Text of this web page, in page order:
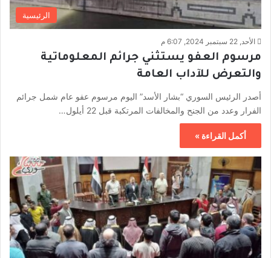
الرئيسية
الأحد, 22 سبتمبر 2024, 6:07 م
مرسوم العفو يستثني جرائم المعلوماتية
والتعرض للآداب العامة
أصدر الرئيس السوري “بشار الأسد” اليوم مرسوم عفو عام شمل جرائم
الفرار وعدد من الجنح والمخالفات المرتكبة قبل 22 أيلول…
أكمل القراءة »